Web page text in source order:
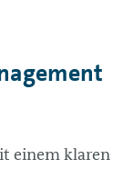
einem klaren